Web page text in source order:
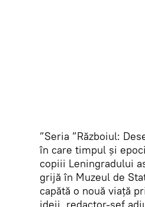
”Seria ”Războiul:
în care timpul și
copiii Leningradului
grijă în Muzeul de
capătă o nouă viață